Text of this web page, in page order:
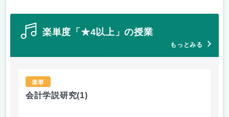
楽単度「★4以上」の授業
もっとみる
楽単
会計学説研究(1)